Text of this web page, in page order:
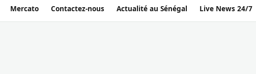
Mercato Contactez-nous Actualité au Sénégal Live News 24/7